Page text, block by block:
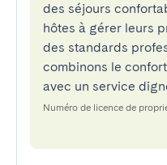
des séjours
hôtes à gérer leurs
des standards
combinons le
avec un service
Numéro de licence de